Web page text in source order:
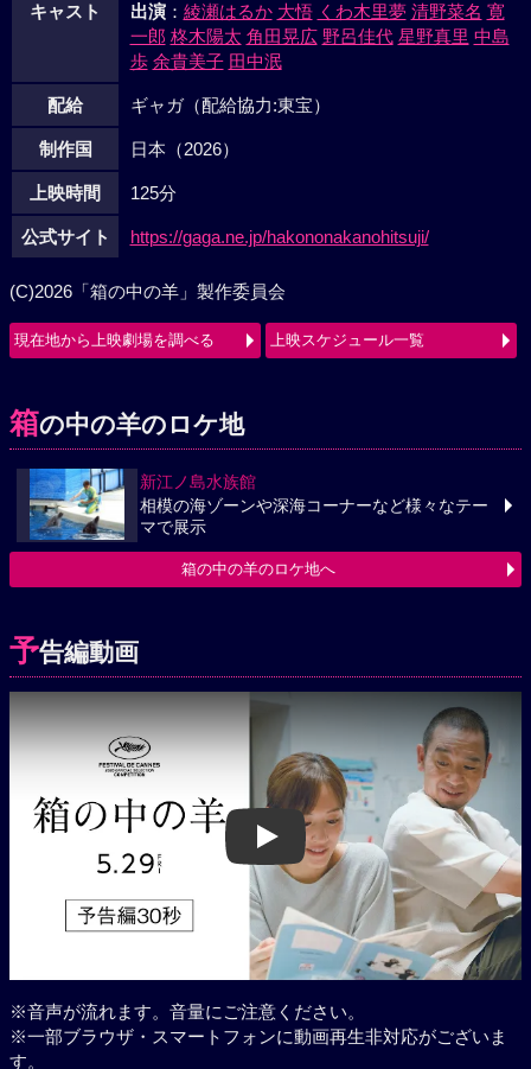
キャスト
出演： 綾瀬はるか 大悟 くわ木里夢 清野菜名 寛
一郎 柊木陽太 角田晃広 野呂佳代 星野真里 中島
歩 余貴美子 田中泯
配給 ギャガ（配給協力:東宝）
制作国 日本（2026）
上映時間 125分
公式サイト https://gaga.ne.jp/hakononakanohitsuji/
(C)2026「箱の中の羊」製作委員会
現在地から上映劇場を調べる 上映スケジュール一覧
箱の中の羊のロケ地
新江ノ島水族館
相模の海ゾーンや深海コーナーなど様々なテー
マで展示
箱の中の羊のロケ地へ
予告編動画
Play
※音声が流れます。音量にご注意ください。
※一部ブラウザ・スマートフォンに動画再生非対応がございま
す。